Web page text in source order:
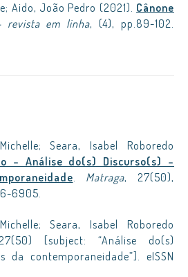
Aido, João Pedro (2021). Cânone
revista em linha, (4), pp.89-102.
Seara, Isabel Roboredo
– Análise do(s) Discurso(s) –
. Matraga, 27(50),
6905.
Seara, Isabel Roboredo
[subject: “Análise do(s)
da contemporaneidade”]. eISSN